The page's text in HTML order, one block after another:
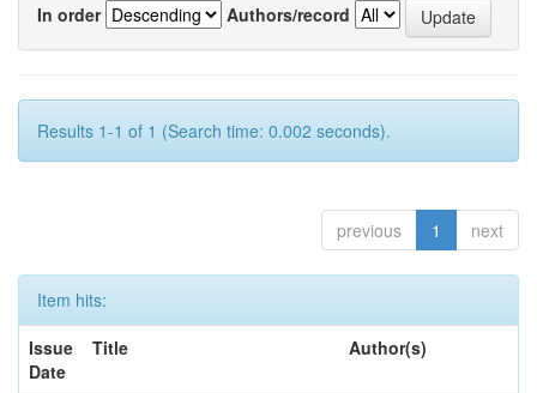
In order
Authors/record
Results 1-1 of 1 (Search time: 0.002 seconds).
previous 1 next
Item hits:
Issue
Date
Title Author(s)